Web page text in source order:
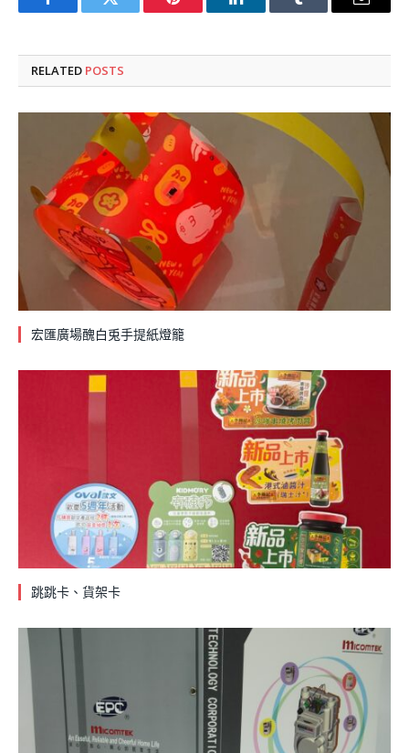
FacebookTwitter Pinterest LinkedInTumblr Email
RELATED POSTS
宏匯廣場醜白兎手提紙燈籠
跳跳卡、貨架卡